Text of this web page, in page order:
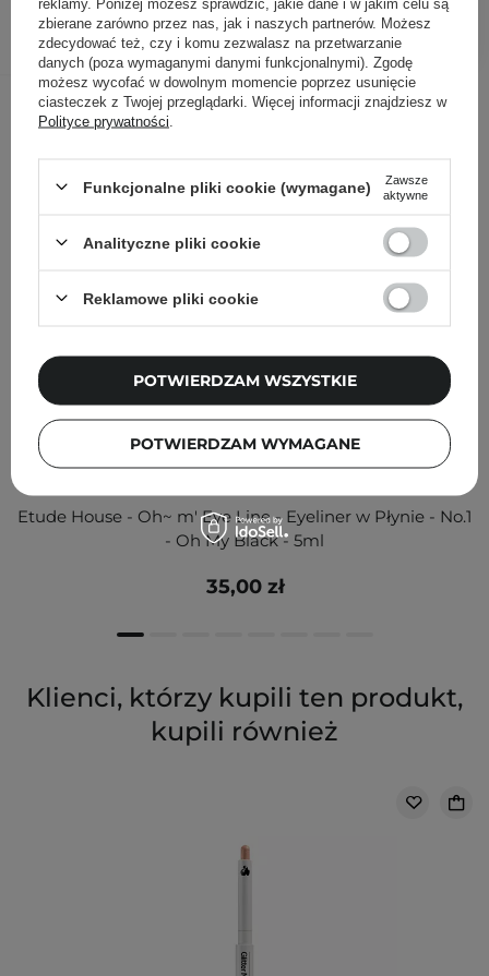
DODAJ DO KOSZYKA
Inni klienci sprawdzali również
Etude House - Oh~ m' Eye Line - Eyeliner w Płynie - No.1
- Oh My Black - 5ml
35,00 zł
Klienci, którzy kupili ten produkt,
kupili również
zbierane zarówno przez nas, jak i naszych partnerów. Możesz
zdecydować też, czy i komu zezwalasz na przetwarzanie
danych (poza wymaganymi danymi funkcjonalnymi). Zgodę
możesz wycofać w dowolnym momencie poprzez usunięcie
ciasteczek z Twojej przeglądarki. Więcej informacji znajdziesz w
Polityce prywatności
Funkcjonalne pliki cookie (wymagane)
Zawsze
aktywne
Analityczne pliki cookie
Reklamowe pliki cookie
POTWIERDZAM WYMAGANE
POTWIERDZAM WSZYSTKIE